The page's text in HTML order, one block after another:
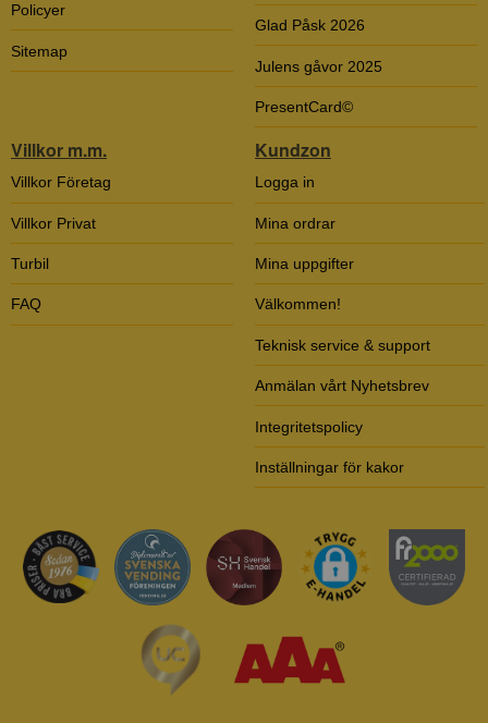
Policyer
Sitemap
Glad Påsk 2026
Julens gåvor 2025
PresentCard©
Villkor m.m.
Villkor Företag
Villkor Privat
Turbil
FAQ
Kundzon
Logga in
Mina ordrar
Mina uppgifter
Välkommen!
Teknisk service & support
Anmälan vårt Nyhetsbrev
Integritetspolicy
Inställningar för kakor